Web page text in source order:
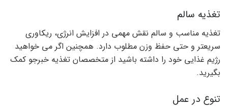
تغذیه سالم
تغذیه مناسب و سالم نقش مهمی در افزایش انرژی، ریکاوری
سریعتر و حتی حفظ وزن مطلوب دارد. همچنین اگر می خواهید
رژیم غذایی خود را داشته باشید از متخصصان تغذیه خبرجو کمک
بگیرید.
تنوع در عمل